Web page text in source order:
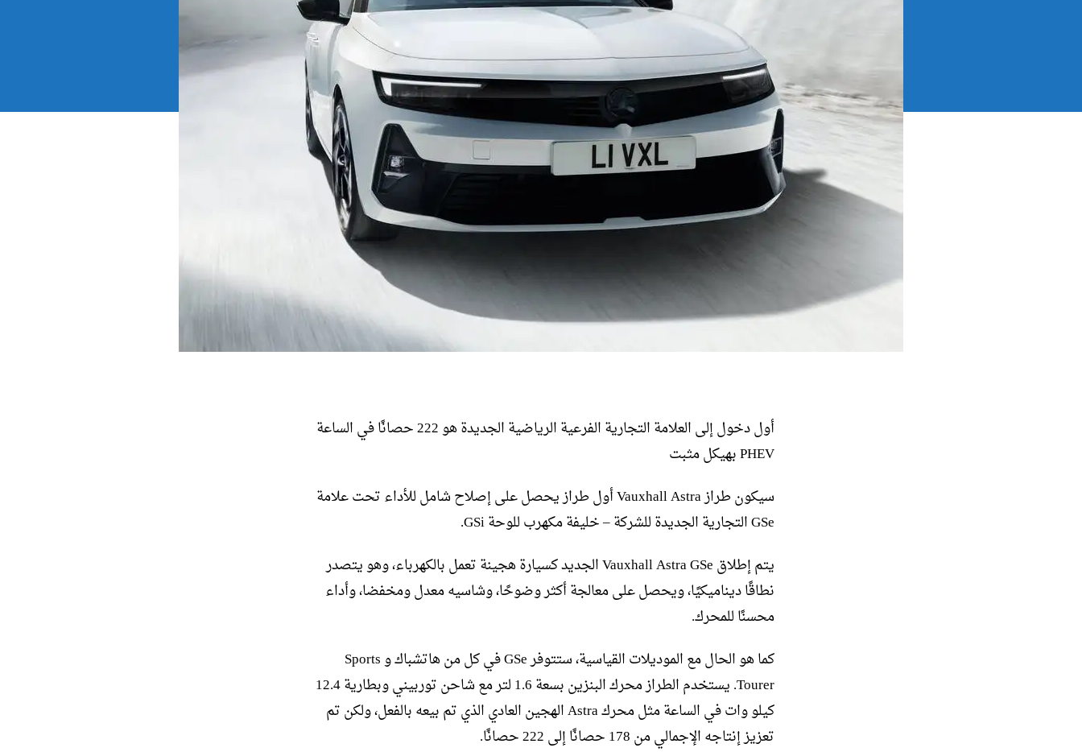
أول دخول إلى العلامة التجارية الفرعية الرياضية الجديدة هو 222 حصانًا في الساعة
PHEV بهيكل مثبت
سيكون طراز Vauxhall Astra أول طراز يحصل على إصلاح شامل للأداء تحت علامة
GSe التجارية الجديدة للشركة – خليفة مكهرب للوحة GSi.
يتم إطلاق Vauxhall Astra GSe الجديد كسيارة هجينة تعمل بالكهرباء، وهو يتصدر
نطاقًا ديناميكيًا، ويحصل على معالجة أكثر وضوحًا، وشاسيه معدل ومخفضا، وأداء
محسنًا للمحرك.
كما هو الحال مع الموديلات القياسية، ستتوفر GSe في كل من هاتشباك و Sports
Tourer. يستخدم الطراز محرك البنزين بسعة 1.6 لتر مع شاحن توربيني وبطارية 12.4
كيلو وات في الساعة مثل محرك Astra الهجين العادي الذي تم بيعه بالفعل، ولكن تم
تعزيز إنتاجه الإجمالي من 178 حصانًا إلى 222 حصانًا.